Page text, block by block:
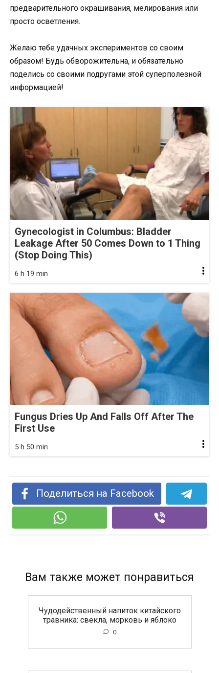
предварительного окрашивания, мелирования или
просто осветления.
Желаю тебе удачных экспериментов со своим
образом! Будь обворожительна, и обязательно
поделись со своими подругами этой суперполезной
информацией!
Gynecologist in Columbus: Bladder
Leakage After 50 Comes Down to 1 Thing
(Stop Doing This)
6 h 19 min
Fungus Dries Up And Falls Off After The
First Use
5 h 50 min
Поделиться на Facebook
Вам также может понравиться
Чудодейственный напиток китайского
травника: свекла, морковь и яблоко
0